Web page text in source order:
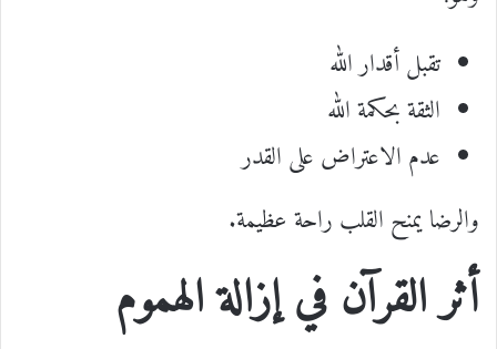
تقبل أقدار الله
الثقة بحكمة الله
عدم الاعتراض على القدر
والرضا يمنح القلب راحة عظيمة.
أثر القرآن في إزالة الهموم